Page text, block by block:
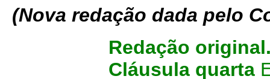
(Nova redação dada pelo
Redação
Cláusula quarta